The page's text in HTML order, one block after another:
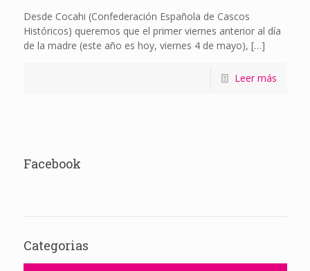
Desde Cocahi (Confederación Española de Cascos
Históricos) queremos que el primer viernes anterior al día
de la madre (este año es hoy, viernes 4 de mayo), […]
Leer más
Facebook
Categorias